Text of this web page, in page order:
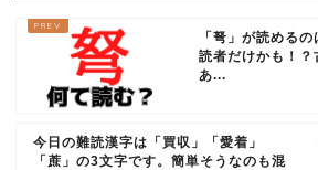
「弩」が読める
読者だけかも！？
あ...
今日の難読漢字は「買収」「愛着」
「蔗」の3文字です。簡単そうなのも混